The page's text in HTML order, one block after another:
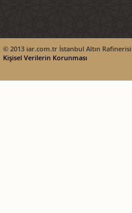
© 2013 iar.com.tr İstanbul Altın Rafinerisi
Kişisel Verilerin Korunması